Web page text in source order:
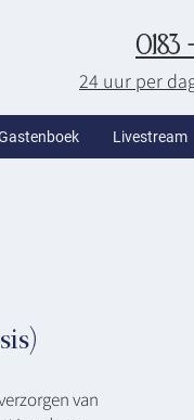
0183
24 uur per
van
Livestream